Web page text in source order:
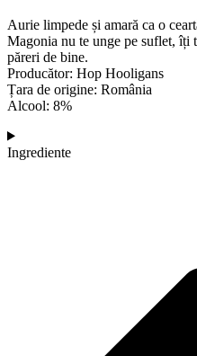
Aurie limpede și amară ca o
Magonia nu te unge pe suflet, îți
păreri de bine.
Producător: Hop Hooligans
Țara de origine: România
Alcool: 8%
Ingrediente